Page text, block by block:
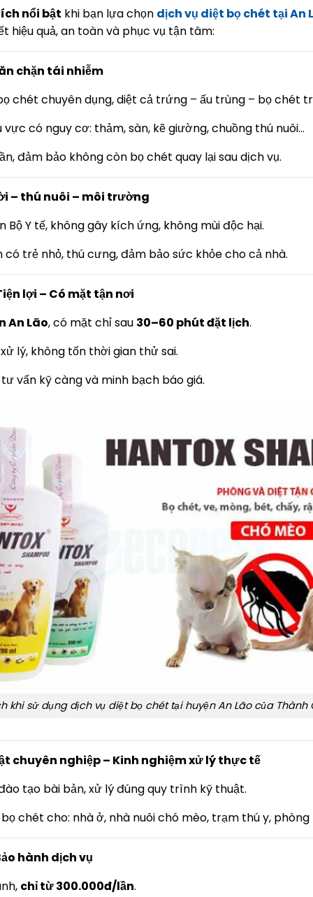
nổi bật khi bạn lựa chọn dịch vụ diệt bọ chét tại An
hiệu quả, an toàn và phục vụ tận tâm:
chặn tái nhiễm
chét chuyên dụng, diệt cả trứng – ấu trùng – bọ chét
có nguy cơ: thảm, sàn, kẽ giường, chuồng thú nuôi…
đảm bảo không còn bọ chét quay lại sau dịch vụ.
– thú nuôi – môi trường
Bộ Y tế, không gây kích ứng, không mùi độc hại.
có trẻ nhỏ, thú cưng, đảm bảo sức khỏe cho cả nhà.
lợi – Có mặt tận nơi
An Lão, có mặt chỉ sau 30–60 phút đặt lịch.
lý, không tốn thời gian thử sai.
tư vấn kỹ càng và minh bạch báo giá.
khi sử dụng dịch vụ diệt bọ chét tại huyện An Lão của Thành
chuyên nghiệp – Kinh nghiệm xử lý thực tế
tạo bài bản, xử lý đúng quy trình kỹ thuật.
chét cho: nhà ở, nhà nuôi chó mèo, trạm thú y,
hành dịch vụ
chỉ từ 300.000đ/lần.